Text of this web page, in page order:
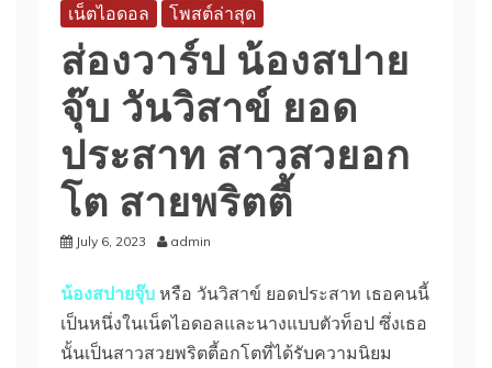
เน็ตไอดอล
โพสต์ล่าสุด
ส่องวาร์ป น้องสปาย
จุ๊บ วันวิสาข์ ยอด
ประสาท สาวสวยอก
โต สายพริตตี้
July 6, 2023 admin
น้องสปายจุ๊บ หรือ วันวิสาข์ ยอดประสาท เธอคนนี้
เป็นหนึ่งในเน็ตไอดอลและนางแบบตัวท็อป ซึ่งเธอ
นั้นเป็นสาวสวยพริตตี้อกโตที่ได้รับความนิยม